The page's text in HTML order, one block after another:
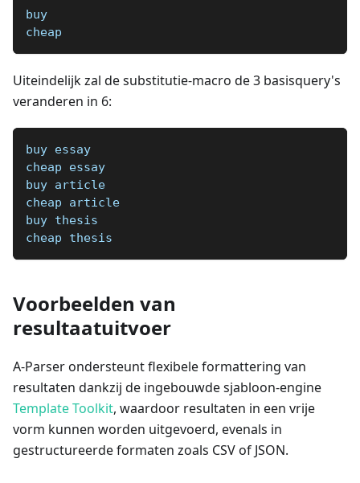
buy
cheap
Uiteindelijk zal de substitutie-macro de 3 basisquery's
veranderen in 6:
buy essay
cheap essay
buy article
cheap article
buy thesis
cheap thesis
Voorbeelden van
resultaatuitvoer
A-Parser ondersteunt flexibele formattering van
resultaten dankzij de ingebouwde sjabloon-engine
Template Toolkit, waardoor resultaten in een vrije
vorm kunnen worden uitgevoerd, evenals in
gestructureerde formaten zoals CSV of JSON.